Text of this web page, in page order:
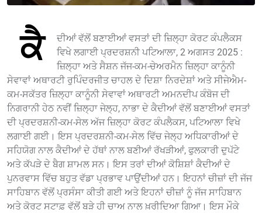
ਕੈ
ਦੀਆਂ ਵੱਲੋਂ ਬਣਾਈਆਂ ਵਸਤਾਂ ਦੀ ਜ਼ਿਲ੍ਹਾ ਕੋਰਟ ਕੰਪਲੈਕਸ
ਵਿਖੇ ਲਗਾਈ ਪ੍ਰਦਰਸ਼ਨੀ ਪਟਿਆਲਾ, 2 ਅਗਸਤ 2025 :
ਜ਼ਿਲ੍ਹਾ ਅਤੇ ਸੈਸ਼ਨ ਜੱਜ-ਕਮ-ਚੇਅਰਮੈਨ ਜ਼ਿਲ੍ਹਾ ਕਾਨੂੰਨੀ
ਸੇਵਾਵਾਂ ਅਥਾਰਟੀ ਰੁਪਿੰਦਰਜੀਤ ਚਾਹਲ ਦੇ ਦਿਸ਼ਾ ਨਿਰਦੇਸ਼ਾਂ ਅਤੇ ਸੀਜੇਐਮ-
ਕਮ-ਸਕੱਤਰ ਜ਼ਿਲ੍ਹਾ ਕਾਨੂੰਨੀ ਸੇਵਾਵਾਂ ਅਥਾਰਟੀ ਅਮਨਦੀਪ ਕੰਬੋਜ ਦੀ
ਨਿਗਰਾਨੀ ਹੇਠ ਨਵੀਂ ਜ਼ਿਲ੍ਹਾ ਜੇਲ੍ਹ, ਨਾਭਾ ਦੇ ਕੈਦੀਆਂ ਵੱਲੋਂ ਬਣਾਈਆਂ ਵਸਤਾਂ
ਦੀ ਪ੍ਰਦਰਸ਼ਨੀ-ਕਮ-ਸੇਲ ਅੱਜ ਜ਼ਿਲ੍ਹਾ ਕੋਰਟ ਕੰਪਲੈਕਸ, ਪਟਿਆਲਾ ਵਿਖੇ
ਲਗਾਈ ਗਈ। ਇਸ ਪ੍ਰਦਰਸ਼ਨੀ-ਕਮ-ਸੇਲ ਵਿੱਚ ਜੇਲ੍ਹ ਅਧਿਕਾਰੀਆਂ ਦੇ
ਸਹਿਯੋਗ ਨਾਲ ਕੈਦੀਆਂ ਦੇ ਹੱਥਾਂ ਨਾਲ ਬਣੀਆਂ ਰੱਖੜੀਆਂ, ਫੁਲਕਾਰੀ ਦੁਪੱਟੇ
ਅਤੇ ਕੱਪੜੇ ਦੇ ਬੈਗ ਸ਼ਾਮਲ ਸਨ। ਇਸ ਤਰਾਂ ਦੀਆਂ ਕੋਸ਼ਿਸ਼ਾਂ ਕੈਦੀਆਂ ਦੇ
ਪੁਨਰਵਾਸ ਵਿੱਚ ਬਹੁਤ ਵੱਡਾ ਪ੍ਰਭਾਵ ਪਾਉਂਦੀਆਂ ਹਨ। ਇਹਨਾਂ ਚੀਜ਼ਾਂ ਦੀ ਜੱਜ
ਸਾਹਿਬਾਨ ਵੱਲੋਂ ਪ੍ਰਸੰਸਾ ਕੀਤੀ ਗਈ ਅਤੇ ਇਹਨਾਂ ਚੀਜ਼ਾਂ ਨੂੰ ਜੱਜ ਸਾਹਿਬਾਨ
ਅਤੇ ਕੋਰਟ ਸਟਾਫ਼ ਵੱਲੋਂ ਬੜੇ ਹੀ ਚਾਅ ਨਾਲ ਖ਼ਰੀਦਿਆ ਗਿਆ। ਇਸ ਮੌਕੇ